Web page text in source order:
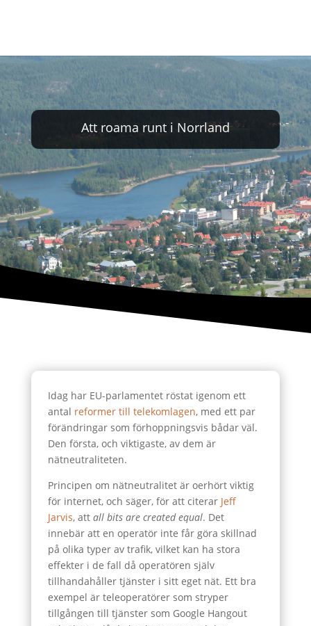
Att roama runt i Norrland
Idag har EU-parlamentet röstat igenom ett
antal reformer till telekomlagen, med ett par
förändringar som förhoppningsvis bådar väl.
Den första, och viktigaste, av dem är
nätneutraliteten.
Principen om nätneutralitet är oerhört viktig
för internet, och säger, för att citerar Jeff
Jarvis, att all bits are created equal. Det
innebär att en operatör inte får göra skillnad
på olika typer av trafik, vilket kan ha stora
effekter i de fall då operatören själv
tillhandahåller tjänster i sitt eget nät. Ett bra
exempel är teleoperatörer som stryper
tillgången till tjänster som Google Hangout